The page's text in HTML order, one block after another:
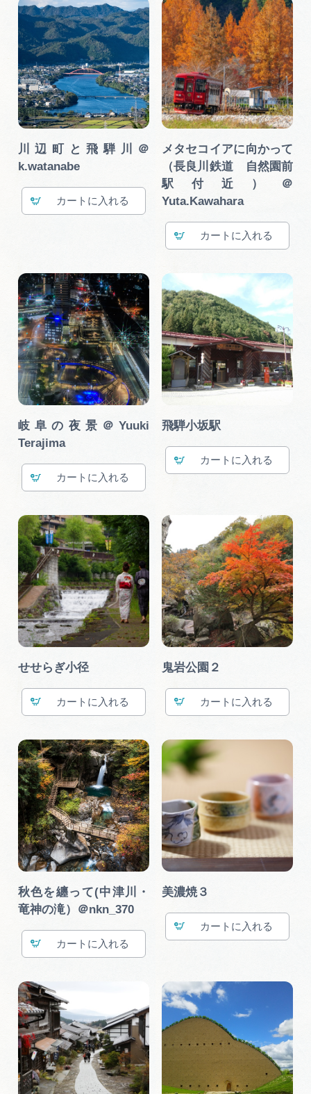
川辺町と飛騨川＠
k.watanabe
カート
メタセコイアに向かって
（長良川鉄道 自然園前
駅付近）＠
Yuta.Kawahara
カート
岐阜の夜景＠Yuuki
Terajima
カート
飛騨小坂駅
カート
せせらぎ小径
カート
鬼岩公園２
カート
秋色を纏って(中津川・
竜神の滝）＠nkn_370
カート
美濃焼３
カート